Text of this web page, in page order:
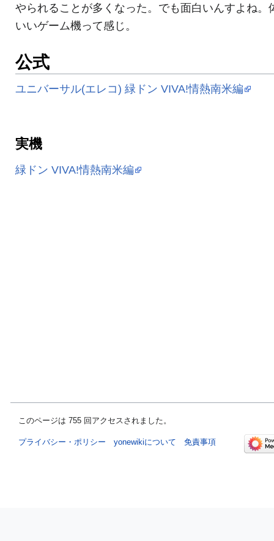
やられることが多くなった。でも面白いんすよね。
いいゲーム機って感じ。
公式
ユニバーサル(エレコ) 緑ドン VIVA!情熱南米編
実機
緑ドン VIVA!情熱南米編
このページは 755 回アクセスされました。
プライバシー・ポリシー yonewikiについて 免責事項